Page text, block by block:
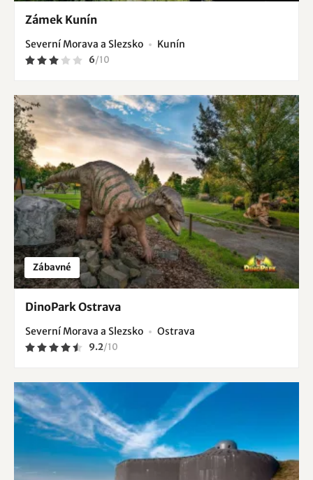
Zámek Kunín
Severní Morava a Slezsko Kunín
6/10
Zábavné
DinoPark Ostrava
Severní Morava a Slezsko Ostrava
9.2/10